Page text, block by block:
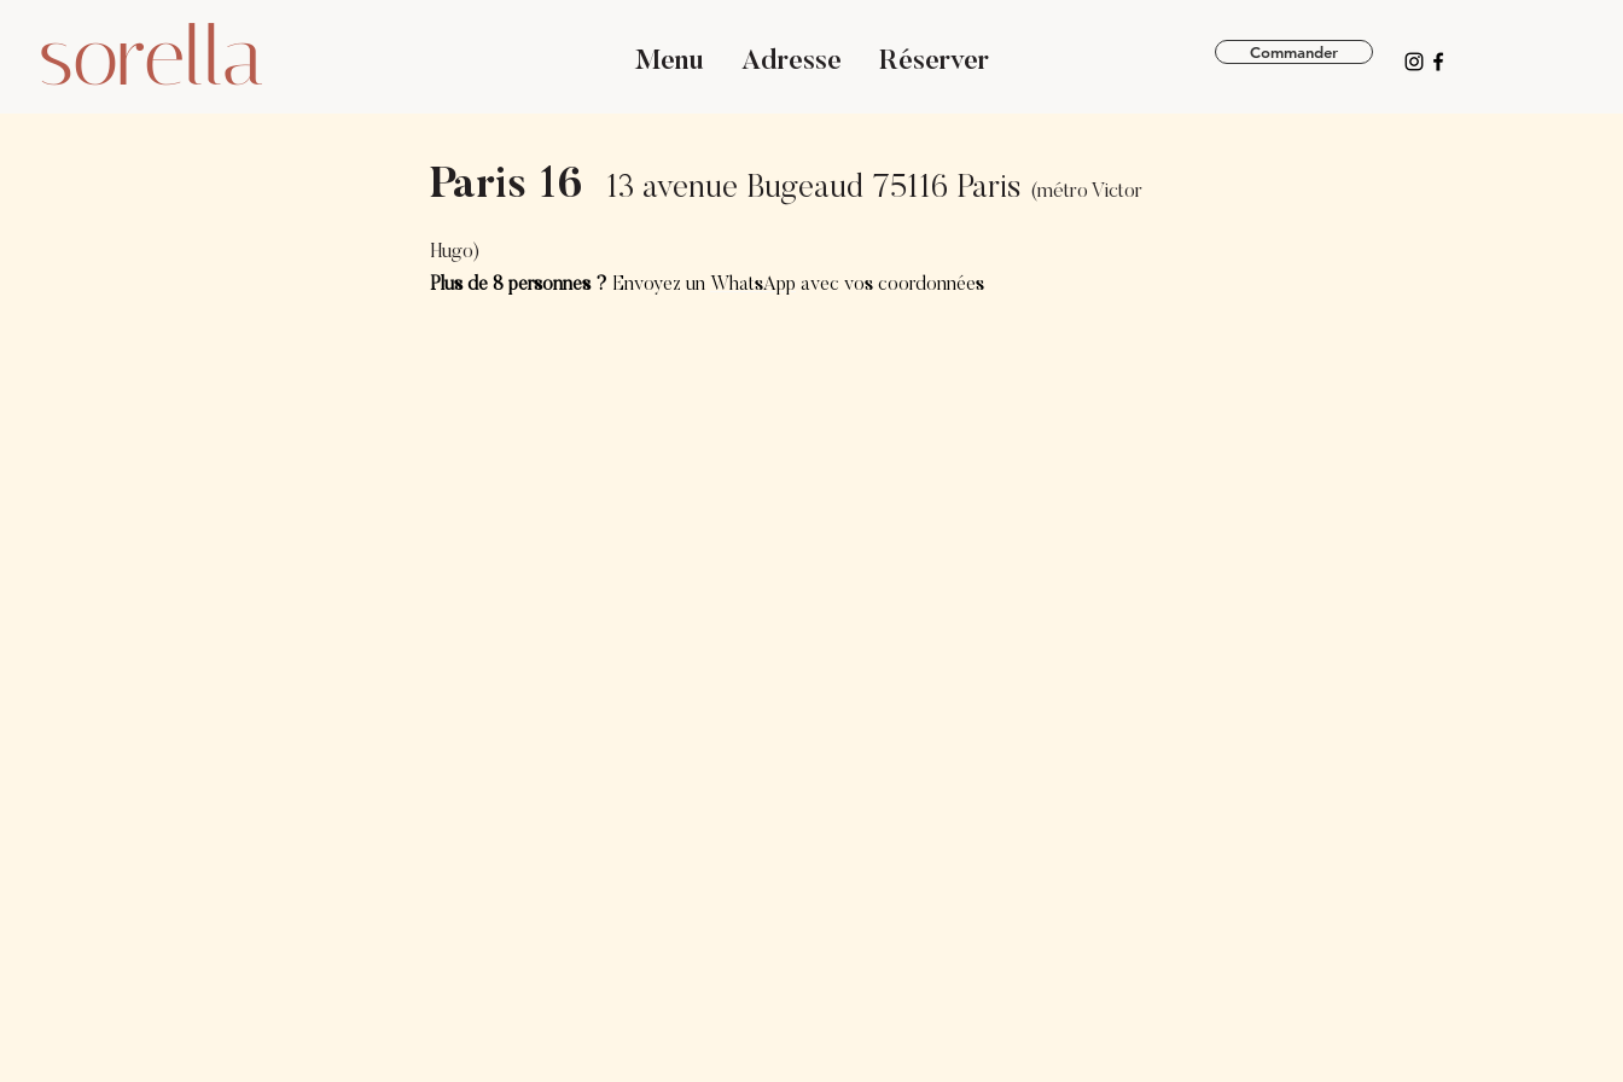
Menu Adresse Réserver Commander
sorella
Paris 16 13 avenue Bugeaud 75116 Paris (métro Victor
Hugo)
Plus de 8 personnes ? Envoyez un WhatsApp avec vos coordonnées